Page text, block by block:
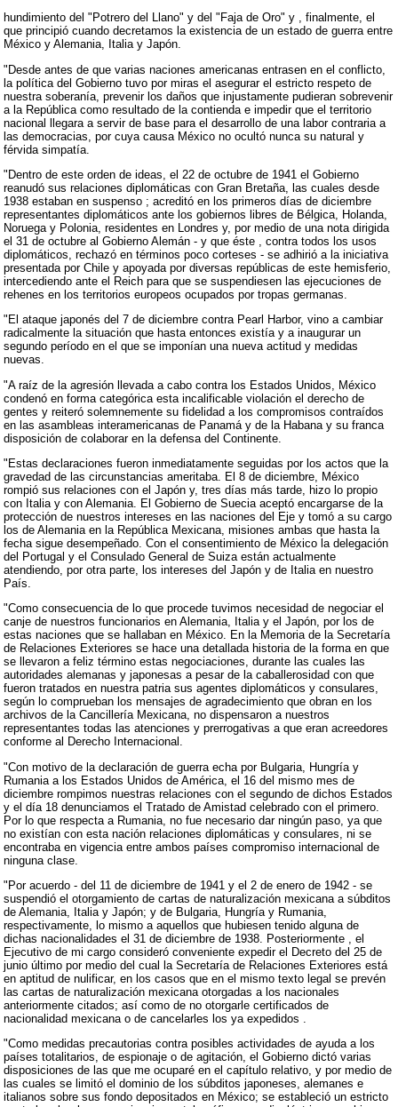
hundimiento del "Potrero del Llano" y del "Faja de Oro" y , finalmente, el
que principió cuando decretamos la existencia de un estado de guerra entre
México y Alemania, Italia y Japón.
"Desde antes de que varias naciones americanas entrasen en el conflicto,
la política del Gobierno tuvo por miras el asegurar el estricto respeto de
nuestra soberanía, prevenir los daños que injustamente pudieran sobrevenir
a la República como resultado de la contienda e impedir que el territorio
nacional llegara a servir de base para el desarrollo de una labor contraria a
las democracias, por cuya causa México no ocultó nunca su natural y
férvida simpatía.
"Dentro de este orden de ideas, el 22 de octubre de 1941 el Gobierno
reanudó sus relaciones diplomáticas con Gran Bretaña, las cuales desde
1938 estaban en suspenso ; acreditó en los primeros días de diciembre
representantes diplomáticos ante los gobiernos libres de Bélgica, Holanda,
Noruega y Polonia, residentes en Londres y, por medio de una nota dirigida
el 31 de octubre al Gobierno Alemán - y que éste , contra todos los usos
diplomáticos, rechazó en términos poco corteses - se adhirió a la iniciativa
presentada por Chile y apoyada por diversas repúblicas de este hemisferio,
intercediendo ante el Reich para que se suspendiesen las ejecuciones de
rehenes en los territorios europeos ocupados por tropas germanas.
"El ataque japonés del 7 de diciembre contra Pearl Harbor, vino a cambiar
radicalmente la situación que hasta entonces existía y a inaugurar un
segundo período en el que se imponían una nueva actitud y medidas
nuevas.
"A raíz de la agresión llevada a cabo contra los Estados Unidos, México
condenó en forma categórica esta incalificable violación el derecho de
gentes y reiteró solemnemente su fidelidad a los compromisos contraídos
en las asambleas interamericanas de Panamá y de la Habana y su franca
disposición de colaborar en la defensa del Continente.
"Estas declaraciones fueron inmediatamente seguidas por los actos que la
gravedad de las circunstancias ameritaba. El 8 de diciembre, México
rompió sus relaciones con el Japón y, tres días más tarde, hizo lo propio
con Italia y con Alemania. El Gobierno de Suecia aceptó encargarse de la
protección de nuestros intereses en las naciones del Eje y tomó a su cargo
los de Alemania en la República Mexicana, misiones ambas que hasta la
fecha sigue desempeñado. Con el consentimiento de México la delegación
del Portugal y el Consulado General de Suiza están actualmente
atendiendo, por otra parte, los intereses del Japón y de Italia en nuestro
País.
"Como consecuencia de lo que procede tuvimos necesidad de negociar el
canje de nuestros funcionarios en Alemania, Italia y el Japón, por los de
estas naciones que se hallaban en México. En la Memoria de la Secretaría
de Relaciones Exteriores se hace una detallada historia de la forma en que
se llevaron a feliz término estas negociaciones, durante las cuales las
autoridades alemanas y japonesas a pesar de la caballerosidad con que
fueron tratados en nuestra patria sus agentes diplomáticos y consulares,
según lo comprueban los mensajes de agradecimiento que obran en los
archivos de la Cancillería Mexicana, no dispensaron a nuestros
representantes todas las atenciones y prerrogativas a que eran acreedores
conforme al Derecho Internacional.
"Con motivo de la declaración de guerra echa por Bulgaria, Hungría y
Rumania a los Estados Unidos de América, el 16 del mismo mes de
diciembre rompimos nuestras relaciones con el segundo de dichos Estados
y el día 18 denunciamos el Tratado de Amistad celebrado con el primero.
Por lo que respecta a Rumania, no fue necesario dar ningún paso, ya que
no existían con esta nación relaciones diplomáticas y consulares, ni se
encontraba en vigencia entre ambos países compromiso internacional de
ninguna clase.
"Por acuerdo - del 11 de diciembre de 1941 y el 2 de enero de 1942 - se
suspendió el otorgamiento de cartas de naturalización mexicana a súbditos
de Alemania, Italia y Japón; y de Bulgaria, Hungría y Rumania,
respectivamente, lo mismo a aquellos que hubiesen tenido alguna de
dichas nacionalidades el 31 de diciembre de 1938. Posteriormente , el
Ejecutivo de mi cargo consideró conveniente expedir el Decreto del 25 de
junio último por medio del cual la Secretaría de Relaciones Exteriores está
en aptitud de nulificar, en los casos que en el mismo texto legal se prevén
las cartas de naturalización mexicana otorgadas a los nacionales
anteriormente citados; así como de no otorgarle certificados de
nacionalidad mexicana o de cancelarles los ya expedidos .
"Como medidas precautorias contra posibles actividades de ayuda a los
países totalitarios, de espionaje o de agitación, el Gobierno dictó varias
disposiciones de las que me ocuparé en el capítulo relativo, y por medio de
las cuales se limitó el dominio de los súbditos japoneses, alemanes e
italianos sobre sus fondo depositados en México; se estableció un estricto